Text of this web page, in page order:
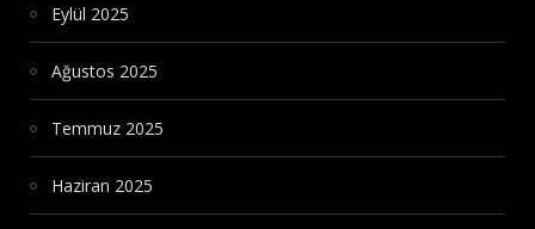
Eylül 2025
Ağustos 2025
Temmuz 2025
Haziran 2025